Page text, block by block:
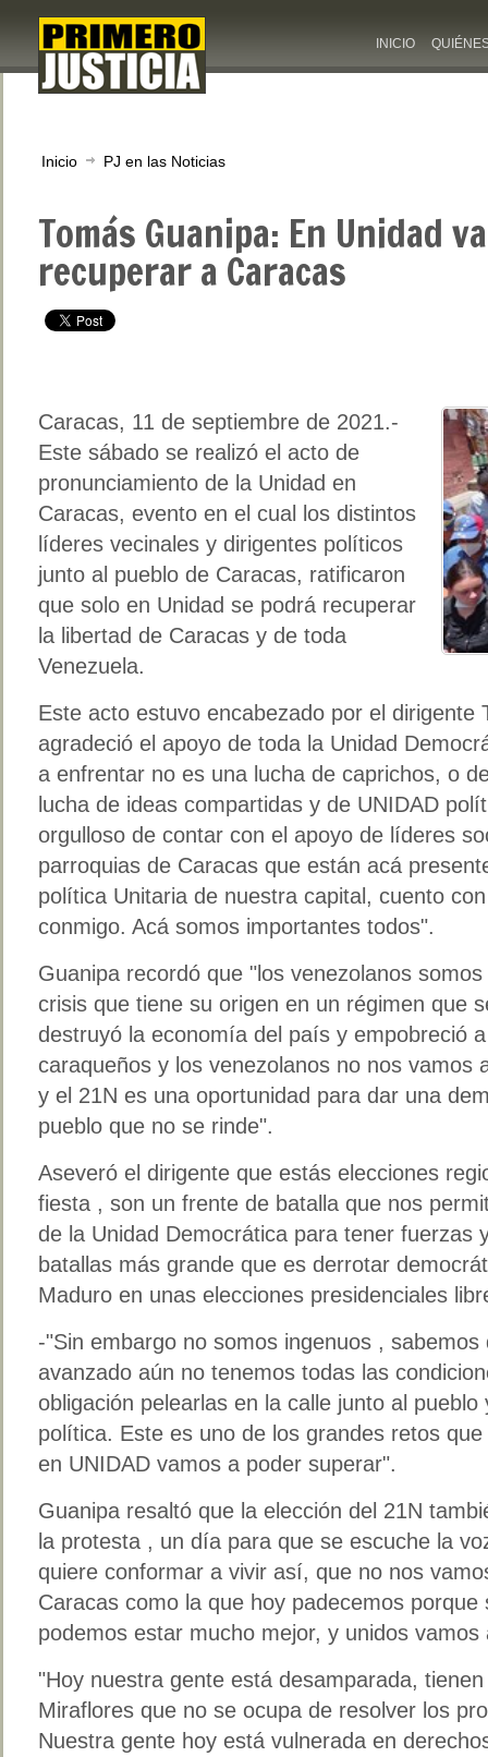
INICIO
Inicio PJ en las Noticias
Tomás Guanipa: En Unidad
recuperar a Caracas
Caracas, 11 de septiembre de 2021.-
Este sábado se realizó el acto de
pronunciamiento de la Unidad en
Caracas, evento en el cual los distintos
líderes vecinales y dirigentes políticos
junto al pueblo de Caracas, ratificaron
que solo en Unidad se podrá recuperar
la libertad de Caracas y de toda
Venezuela.
Este acto estuvo encabezado por el dirigente
agradeció el apoyo de toda la Unidad
a enfrentar no es una lucha de caprichos, o
lucha de ideas compartidas y de UNIDAD
orgulloso de contar con el apoyo de líderes
parroquias de Caracas que están acá
política Unitaria de nuestra capital, cuento
conmigo. Acá somos importantes todos".
Guanipa recordó que "los venezolanos
crisis que tiene su origen en un régimen que
destruyó la economía del país y empobreció
caraqueños y los venezolanos no nos vamos
y el 21N es una oportunidad para dar una
pueblo que no se rinde".
Aseveró el dirigente que estás elecciones
fiesta , son un frente de batalla que nos
de la Unidad Democrática para tener fuerzas
batallas más grande que es derrotar
Maduro en unas elecciones presidenciales
-"Sin embargo no somos ingenuos ,
avanzado aún no tenemos todas las
obligación pelearlas en la calle junto al
política. Este es uno de los grandes retos
en UNIDAD vamos a poder superar".
Guanipa resaltó que la elección del 21N
la protesta , un día para que se escuche la
quiere conformar a vivir así, que no nos
Caracas como la que hoy padecemos
podemos estar mucho mejor, y unidos
"Hoy nuestra gente está desamparada,
Miraflores que no se ocupa de resolver los
Nuestra gente hoy está vulnerada en